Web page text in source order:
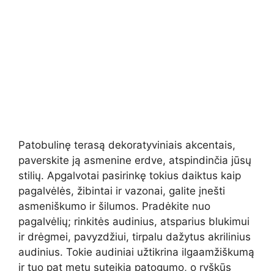
Patobulinę terasą dekoratyviniais akcentais,
paverskite ją asmenine erdve, atspindinčia jūsų
stilių. Apgalvotai pasirinkę tokius daiktus kaip
pagalvėlės, žibintai ir vazonai, galite įnešti
asmeniškumo ir šilumos. Pradėkite nuo
pagalvėlių; rinkitės audinius, atsparius blukimui
ir drėgmei, pavyzdžiui, tirpalu dažytus akrilinius
audinius. Tokie audiniai užtikrina ilgaamžiškumą
ir tuo pat metu suteikia patogumo, o ryškūs